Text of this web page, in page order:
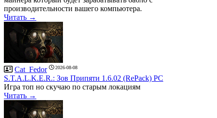
производительности вашего компьютера.
Читать →
Cat_Fedor 2026-08-08
S.T.A.L.K.E.R.: Зов Припяти 1.6.02 (RePack) PC
Игра топ но скучаю по старым локациям
Читать →